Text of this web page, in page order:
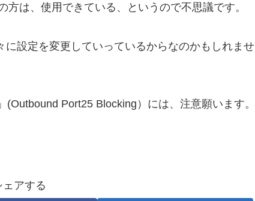
は、使用できている、というので不思議です。
設定を変更していっているからなのかもしれませ
Port25 Blocking）には、注意願います。
ェアする